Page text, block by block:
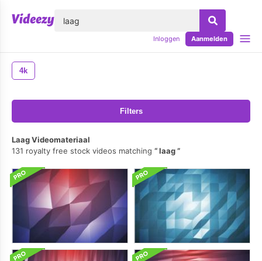
Inloggen Aanmelden
4k
Filters
Laag Videomateriaal
131 royalty free stock videos matching
laag